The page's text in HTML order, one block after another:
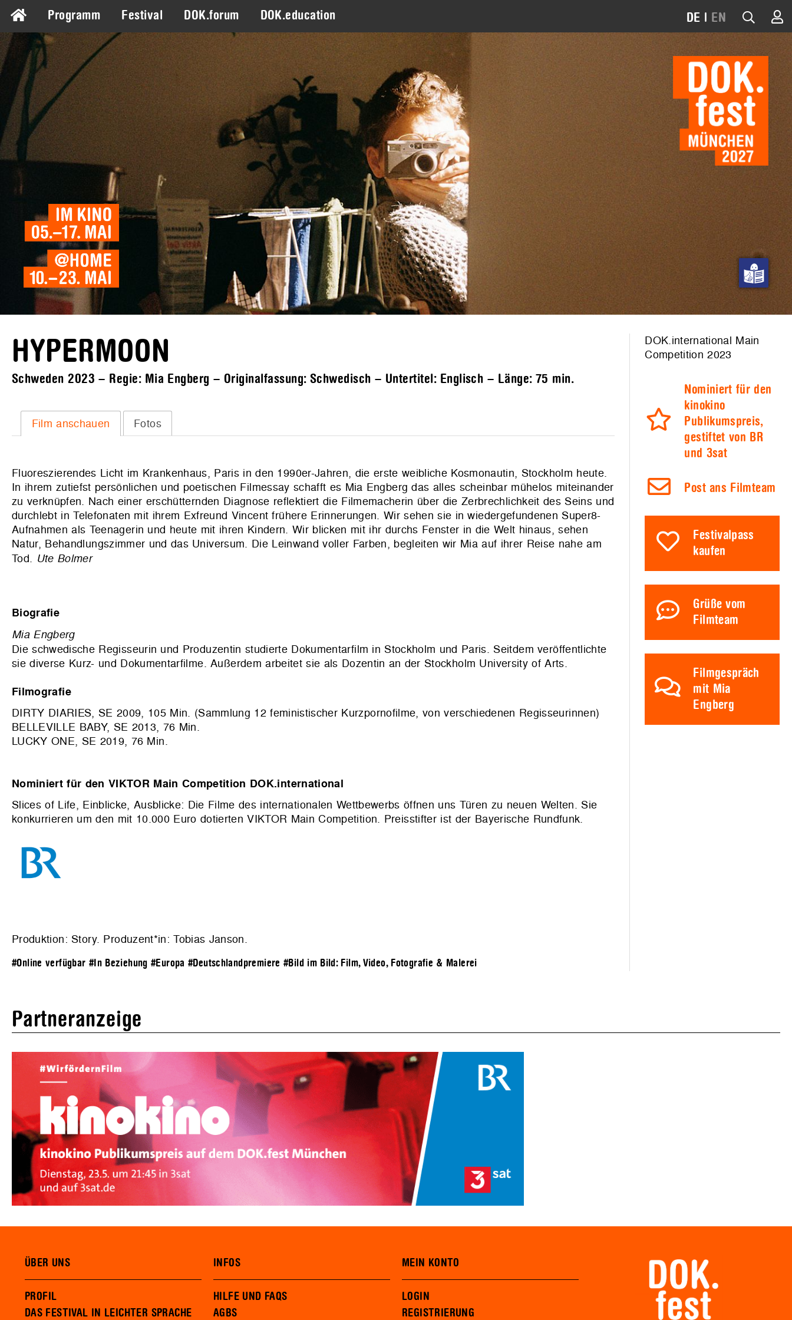
Programm Festival DOK.forum DOK.education DE | EN
HYPERMOON
Schweden 2023 – Regie: Mia Engberg – Originalfassung: Schwedisch – Untertitel: Englisch – Länge: 75 min.
Film anschauen Fotos
Fluoreszierendes Licht im Krankenhaus, Paris in den 1990er-Jahren, die erste weibliche Kosmonautin, Stockholm heute.
In ihrem zutiefst persönlichen und poetischen Filmessay schafft es Mia Engberg das alles scheinbar mühelos miteinander
zu verknüpfen. Nach einer erschütternden Diagnose reflektiert die Filmemacherin über die Zerbrechlichkeit des Seins und
durchlebt in Telefonaten mit ihrem Exfreund Vincent frühere Erinnerungen. Wir sehen sie in wiedergefundenen Super8-
Aufnahmen als Teenagerin und heute mit ihren Kindern. Wir blicken mit ihr durchs Fenster in die Welt hinaus, sehen
Natur, Behandlungszimmer und das Universum. Die Leinwand voller Farben, begleiten wir Mia auf ihrer Reise nahe am
Tod. Ute Bolmer
Biografie
Mia Engberg
Die schwedische Regisseurin und Produzentin studierte Dokumentarfilm in Stockholm und Paris. Seitdem veröffentlichte
sie diverse Kurz- und Dokumentarfilme. Außerdem arbeitet sie als Dozentin an der Stockholm University of Arts.
Filmografie
DIRTY DIARIES, SE 2009, 105 Min. (Sammlung 12 feministischer Kurzpornofilme, von verschiedenen Regisseurinnen)
BELLEVILLE BABY, SE 2013, 76 Min.
LUCKY ONE, SE 2019, 76 Min.
Nominiert für den VIKTOR Main Competition DOK.international
Slices of Life, Einblicke, Ausblicke: Die Filme des internationalen Wettbewerbs öffnen uns Türen zu neuen Welten. Sie
konkurrieren um den mit 10.000 Euro dotierten VIKTOR Main Competition. Preisstifter ist der Bayerische Rundfunk.
Produktion: Story. Produzent*in: Tobias Janson.
#Online verfügbar #In Beziehung #Europa #Deutschlandpremiere #Bild im Bild: Film, Video, Fotografie & Malerei
DOK.international Main
Competition 2023
Nominiert für den
kinokino
Publikumspreis,
gestiftet von BR
und 3sat
Post ans Filmteam
Festivalpass
kaufen
Grüße vom
Filmteam
Filmgespräch
mit Mia
Engberg
Partneranzeige
ÜBER UNS
PROFIL
DAS FESTIVAL IN LEICHTER SPRACHE
INFOS
HILFE UND FAQS
AGBS
MEIN KONTO
LOGIN
REGISTRIERUNG